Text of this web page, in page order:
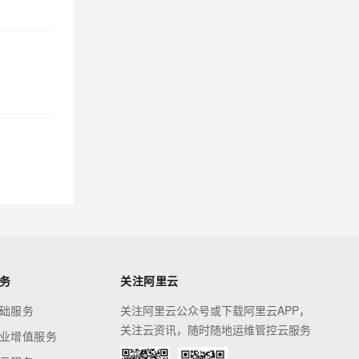
服务
增值服务
关注阿里云
关注阿里云公众号或下载阿里云APP，
关注云资讯，随时随地运维管控云服务